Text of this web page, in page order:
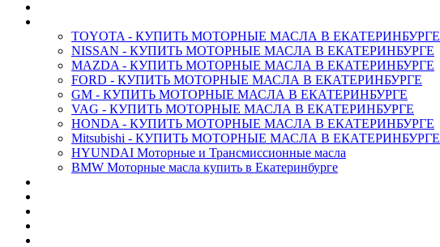
TOYOTA - КУПИТЬ МОТОРНЫЕ МАСЛА В ЕКАТЕРИНБУРГЕ
NISSAN - КУПИТЬ МОТОРНЫЕ МАСЛА В ЕКАТЕРИНБУРГЕ
MAZDA - КУПИТЬ МОТОРНЫЕ МАСЛА В ЕКАТЕРИНБУРГЕ
FORD - КУПИТЬ МОТОРНЫЕ МАСЛА В ЕКАТЕРИНБУРГЕ
GM - КУПИТЬ МОТОРНЫЕ МАСЛА В ЕКАТЕРИНБУРГЕ
VAG - КУПИТЬ МОТОРНЫЕ МАСЛА В ЕКАТЕРИНБУРГЕ
HONDA - КУПИТЬ МОТОРНЫЕ МАСЛА В ЕКАТЕРИНБУРГЕ
Mitsubishi - КУПИТЬ МОТОРНЫЕ МАСЛА В ЕКАТЕРИНБУРГЕ
HYUNDAI Моторные и Трансмиссионные масла
BMW Моторные масла купить в Екатеринбурге